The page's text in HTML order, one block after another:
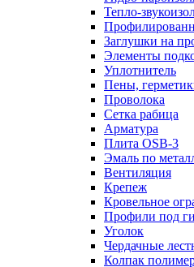
Тепло-
Заглушки на
Элементы
Уплотнитель
Пены,
Проволока
Сетка рабица
Арматура
Плита OSB-3
Эмаль по
Вентиляция
Крепеж
Кровельное
Профили под
Уголок
Чердачные
Колпак